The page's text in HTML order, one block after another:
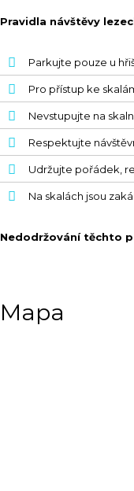
Pravidla návštěvy
Parkujte pouze u
Pro přístup ke
Nevstupujte na
Respektujte
Udržujte pořádek,
Na skalách jsou
Nedodržování těchto
Mapa